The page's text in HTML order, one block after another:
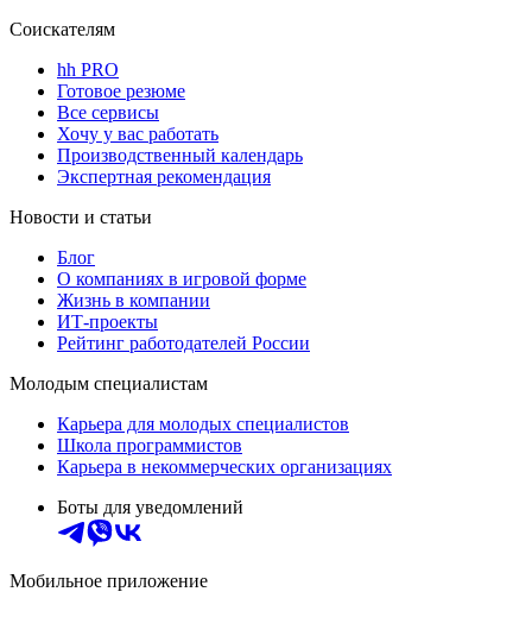
Соискателям
hh PRO
Готовое резюме
Все сервисы
Хочу у вас работать
Производственный календарь
Экспертная рекомендация
Новости и статьи
Блог
О компаниях в игровой форме
Жизнь в компании
ИТ-проекты
Рейтинг работодателей России
Молодым специалистам
Карьера для молодых специалистов
Школа программистов
Карьера в некоммерческих организациях
Боты для уведомлений
Мобильное приложение